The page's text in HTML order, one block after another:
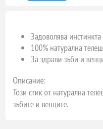
Задоволява
100% натурална
За здрави зъби и
Описание:
Този стик от натурална
зъбите и венците.